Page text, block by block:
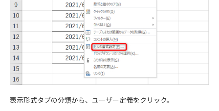
表示形式タブの分類から、ユーザー定義をクリック。